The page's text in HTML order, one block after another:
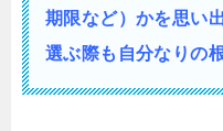
期限など）かを思い
選ぶ際も自分なりの